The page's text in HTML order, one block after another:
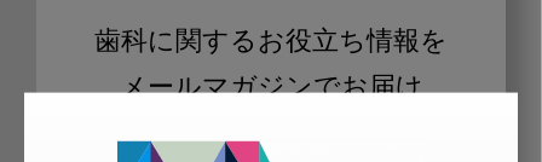
歯科に関するお役立ち情報を
メールマガジンでお届け